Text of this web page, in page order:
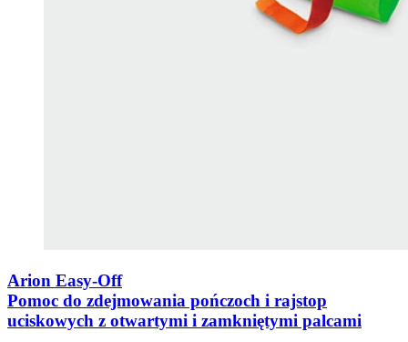
Arion Easy-Off
Pomoc do zdejmowania pończoch i rajstop
uciskowych z otwartymi i zamkniętymi palcami